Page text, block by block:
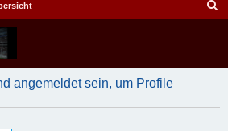
angemeldet sein, um Profile